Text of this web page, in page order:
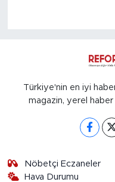
Türkiye'nin en iyi
magazin, yerel
Nöbetçi Eczaneler
Hava Durumu